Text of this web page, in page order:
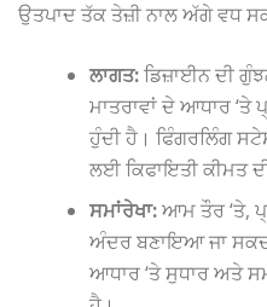
ਉਤਪਾਦ ਤੱਕ ਤੇਜ਼ੀ ਨਾਲ ਅੱਗੇ ਵਧ
ਲਾਗਤ:ਡਿਜ਼ਾਈਨ ਦੀ
ਮਾਤਰਾਵਾਂ ਦੇ ਆਧਾਰ
ਹੁੰਦੀ ਹੈ। ਫਿੰਗਰਲਿੰਗ
ਲਈ ਕਿਫਾਇਤੀ ਕੀਮਤ
ਸਮਾਂਰੇਖਾ:ਆਮ ਤੌਰ ‘ਤੇ,
ਅੰਦਰ ਬਣਾਇਆ ਜਾ
ਆਧਾਰ ‘ਤੇ ਸੁਧਾਰ ਅਤੇ